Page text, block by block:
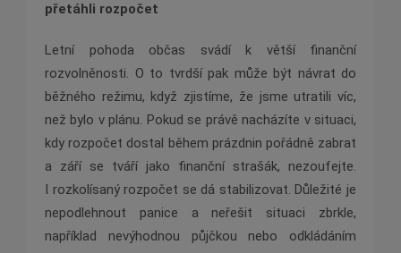
přetáhli rozpočet
Letní pohoda občas svádí k větší finanční
rozvolněnosti. O to tvrdší pak může být návrat do
běžného režimu, když zjistíme, že jsme utratili víc,
než bylo v plánu. Pokud se právě nacházíte v situaci,
kdy rozpočet dostal během prázdnin pořádně zabrat
a září se tváří jako finanční strašák, nezoufejte.
I rozkolísaný rozpočet se dá stabilizovat. Důležité je
nepodlehnout panice a neřešit situaci zbrkle,
například nevýhodnou půjčkou nebo odkládáním